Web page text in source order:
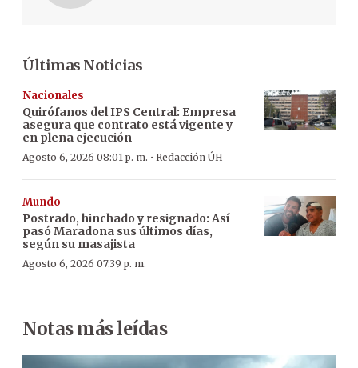
Últimas Noticias
Nacionales
Quirófanos del IPS Central: Empresa
asegura que contrato está vigente y
en plena ejecución
Agosto 6, 2026 08:01 p. m. · Redacción ÚH
Mundo
Postrado, hinchado y resignado: Así
pasó Maradona sus últimos días,
según su masajista
Agosto 6, 2026 07:39 p. m.
Notas más leídas